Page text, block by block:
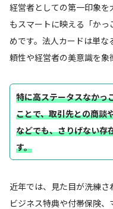
経営者としての第一印象
もスマートに映える「か
めです。法人カードは単
頼性や経営者の美意識を象
特に高ステータスなかっ
ことで、取引先との商談
などでも、さりげない存
す。
近年では、見た目が洗練
ビジネス特典や付帯保険